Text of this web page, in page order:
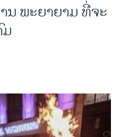
ນ ພະຍາຍາມ ທີ່ຈະ